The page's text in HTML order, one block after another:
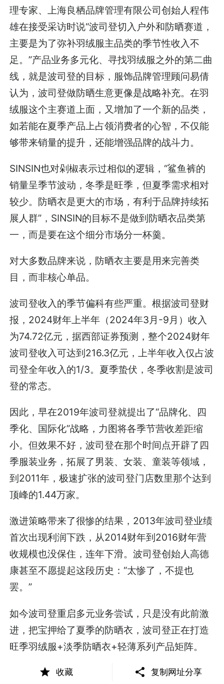
理专家、上海良栖品牌管理有限公司创始人程伟
雄在接受采访时说“波司登切入户外和防晒赛道，
主要是为了弥补羽绒服主品类的季节性收入不
足。”产品业务多元化、寻找羽绒服之外的第二曲
线，就是波司登的目标，服饰品牌管理顾问易倩
认为，波司登做防晒生意更像是战略补充。在羽
绒服这个主赛道上面，又增加了一个新的品类，
如若能在夏季产品上占领消费者的心智，不仅能
够带来销量的提升，还能增强品牌的战斗力。
SINSIN也对剁椒表示过相似的逻辑，“鲨鱼裤的
销量呈季节波动，冬季是旺季，但夏季需求相对
较少。防晒衣是更大的市场，有利于品牌持续拓
展人群”，SINSIN的目标不是做到防晒衣品类第
一，而是要在这个细分市场分一杯羹。
对大多数品牌来说，防晒衣主要是用来完善类
目，而非核心单品。
波司登收入的季节偏科有些严重。根据波司登财
报，2024财年上半年（2024年3月-9月）收入
为74.72亿元，据西部证券预测，整个2024财年
波司登收入可达到216.3亿元，上半年收入仅占波
司登全年收入的1/3。夏季蛰伏，冬季收割是波司
登的常态。
因此，早在2019年波司登就提出了“品牌化、四
季化、国际化”战略，力图将各季节营收差距缩
小。但效果不好，波司登在那个时间点开辟了四
季服装业务，拓展了男装、女装、童装等领域，
到2011年，极速扩张的波司登门店数里那个达到
顶峰的1.44万家。
激进策略带来了很惨的结果，2013年波司登业绩
首次出现利润下跌，从2014财年到2016财年营
收规模也没保住，连年下滑。波司登创始人高德
康甚至不愿提起这段历史：“太惨了，不提也
罢。”
如今波司登重启多元业务尝试，只是没有此前激
进，把宝押给了夏季的防晒衣，波司登正在打造
旺季羽绒服+淡季防晒衣+轻薄系列产品矩阵。
这一次波司登能做成么？难度不小。
收藏 复制网址分享